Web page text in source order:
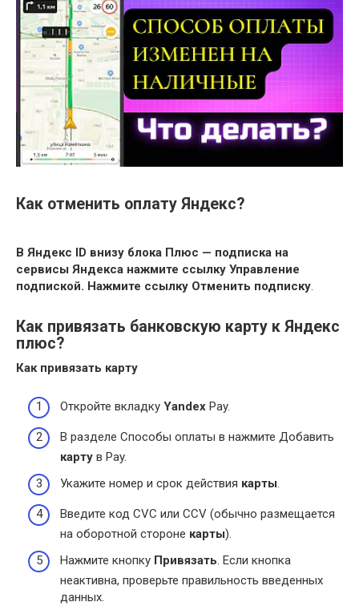
Как отменить оплату Яндекс?
В Яндекс ID внизу блока Плюс — подписка на
сервисы Яндекса нажмите ссылку Управление
подпиской. Нажмите ссылку Отменить подписку.
Как привязать банковскую карту к Яндекс
плюс?
Как привязать карту
Откройте вкладку Yandex Pay.
В разделе Способы оплаты в нажмите Добавить
карту в Pay.
Укажите номер и срок действия карты.
Введите код CVC или CCV (обычно размещается
на оборотной стороне карты).
Нажмите кнопку Привязать. Если кнопка
неактивна, проверьте правильность введенных
данных.